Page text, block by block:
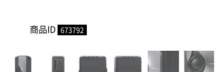
商品ID 673792